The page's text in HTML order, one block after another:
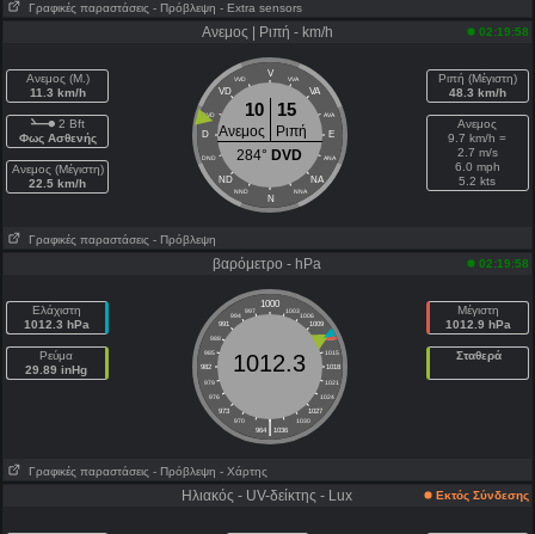
Γραφικές παραστάσεις - Πρόβλεψη - Extra sensors
Ανεμος | Ριπή - km/h 02:19:58
Ανεμος (Μ.)
11.3 km/h
2 Bft
Φως Ασθενής
Ανεμος (Μέγιστη)
22.5 km/h
V
VVD VVA
VD VA
DVD AVA
D E
DND ANA
ND NA
NND NNA
N
10 15
Ανεμος
Ριπή
284° DVD
Ριπή (Μέγιστη)
48.3 km/h
Ανεμος
9.7 km/h =
2.7 m/s
6.0 mph
5.2 kts
Γραφικές παραστάσεις - Πρόβλεψη
βαρόμετρο - hPa 02:19:58
Ελάχιστη
1012.3 hPa
Ρεύμα
29.89 inHg
1000
997 1003
994
1006
991
1009
988
1012
985
1015
982
1018
979
1021
976
1024
973
1027
970
1030
|
964 1036
1012.3
Μέγιστη
1012.9 hPa
Σταθερά
Γραφικές παραστάσεις - Πρόβλεψη - Χάρτης
Ηλιακός - UV-δείκτης - Lux Εκτός Σύνδεσης